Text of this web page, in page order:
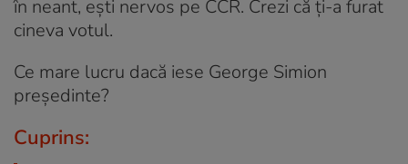
în neant, ești nervos pe CCR. Crezi că ți-a furat
cineva votul.
Ce mare lucru dacă iese George Simion
președinte?
Cuprins: